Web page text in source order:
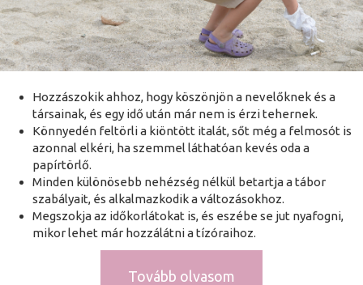
Hozzászokik ahhoz, hogy köszönjön a nevelőknek és a
társainak, és egy idő után már nem is érzi tehernek.
Könnyedén feltörli a kiöntött italát, sőt még a felmosót is
azonnal elkéri, ha szemmel láthatóan kevés oda a
papírtörlő.
Minden különösebb nehézség nélkül betartja a tábor
szabályait, és alkalmazkodik a változásokhoz.
Megszokja az időkorlátokat is, és eszébe se jut nyafogni,
mikor lehet már hozzálátni a tízóraihoz.
Tovább olvasom